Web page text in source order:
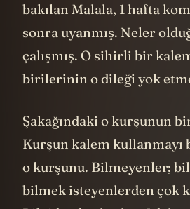
bakılan Malala, 1 hafta
sonra uyanmış. Neler
çalışmış. O sihirli bir
birilerinin o dileği yok
Şakağındaki o kurşunun
Kurşun kalem kullanmayı
o kurşunu. Bilmeyenler;
bilmek isteyenlerden çok